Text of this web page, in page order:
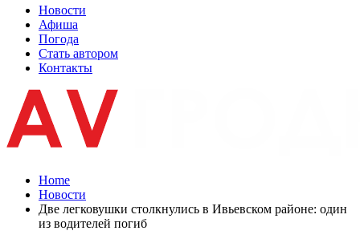
Новости
Афиша
Погода
Стать автором
Контакты
Home
Новости
Две легковушки столкнулись в Ивьевском районе: один
из водителей погиб